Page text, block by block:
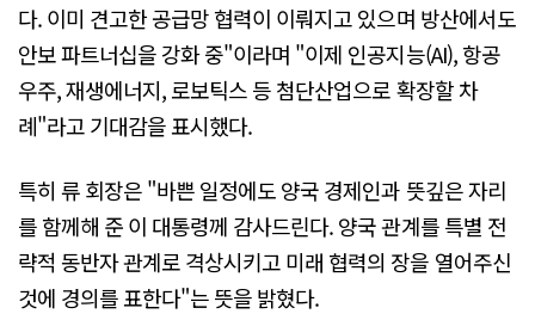
다. 이미 견고한 공급망 협력이 이뤄지고 있으며 방산에서도
안보 파트너십을 강화 중"이라며 "이제 인공지능(AI), 항공
우주, 재생에너지, 로보틱스 등 첨단산업으로 확장할 차
례"라고 기대감을 표시했다.
특히 류 회장은 "바쁜 일정에도 양국 경제인과 뜻깊은 자리
를 함께해 준 이 대통령께 감사드린다. 양국 관계를 특별 전
략적 동반자 관계로 격상시키고 미래 협력의 장을 열어주신
것에 경의를 표한다"는 뜻을 밝혔다.